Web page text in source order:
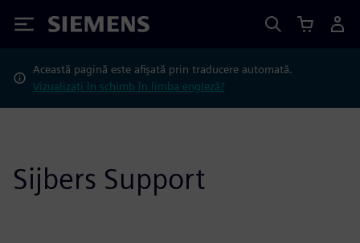
Siemens
Această pagină este afișată prin traducere automată.
Vizualizați în schimb în limba engleză?
Sijbers Support